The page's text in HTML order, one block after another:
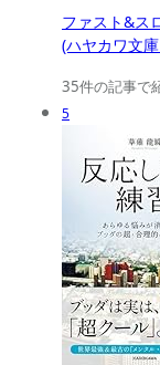
ファスト&ス
(ハヤカワ文
35件の記事で
5